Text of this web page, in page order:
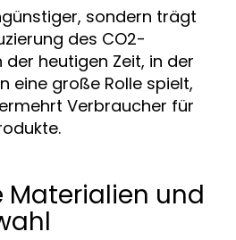
sondern trägt
des CO2-
der heutigen Zeit, in der
eine große Rolle spielt,
Verbraucher für
und